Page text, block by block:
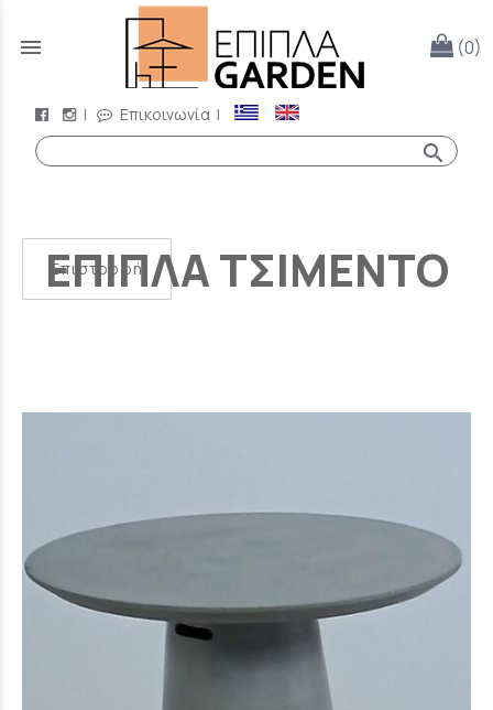
menu (0)
| Επικοινωνία |
search
ΕΠΙΠΛΑ ΤΣΙΜΕΝΤΟ
Επιστροφή